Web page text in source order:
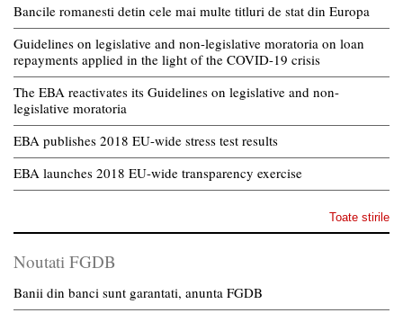
Bancile romanesti detin cele mai multe titluri de stat din Europa
Guidelines on legislative and non-legislative moratoria on loan
repayments applied in the light of the COVID-19 crisis
The EBA reactivates its Guidelines on legislative and non-
legislative moratoria
EBA publishes 2018 EU-wide stress test results
EBA launches 2018 EU-wide transparency exercise
Toate stirile
Noutati FGDB
Banii din banci sunt garantati, anunta FGDB